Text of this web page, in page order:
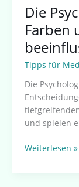
Die
Farben
Tipps für
Die
und spielen
Weiterlesen »